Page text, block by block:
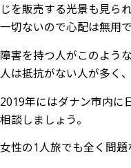
じを販売する光景も見ら
一切ないので心配は無用で
障害を持つ人がこのよう
人は抵抗がない人が多く
2019年にはダナン市内に
相談しましょう。
女性の1人旅でも全く問題